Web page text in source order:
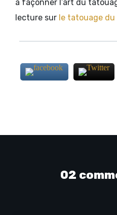
à façonner l’art du
lecture sur le tatouage du
02